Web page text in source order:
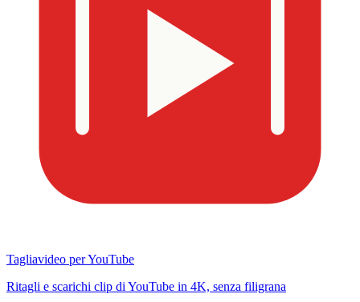
Tagliavideo per YouTube
Ritagli e scarichi clip di YouTube in 4K, senza filigrana